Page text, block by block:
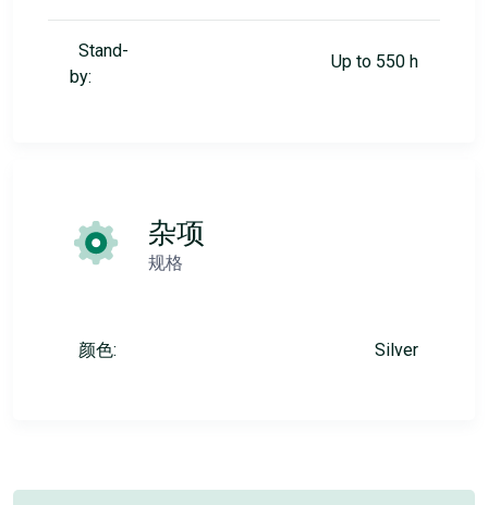
Stand-
by:
Up to 550 h
杂项
规格
颜色: Silver